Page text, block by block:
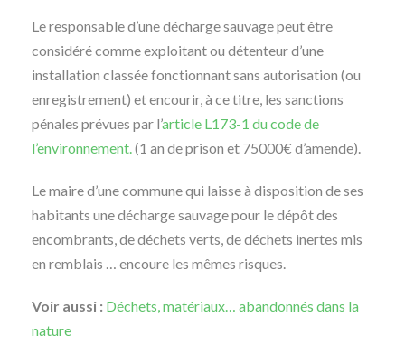
Le responsable d’une décharge sauvage peut être
considéré comme exploitant ou détenteur d’une
installation classée fonctionnant sans autorisation (ou
enregistrement) et encourir, à ce titre, les sanctions
pénales prévues par l’article L173-1 du code de
l’environnement.(1 an de prison et 75000€ d’amende).
Le maire d’une commune qui laisse à disposition de ses
habitants une décharge sauvage pour le dépôt des
encombrants, de déchets verts, de déchets inertes mis
en remblais … encoure les mêmes risques.
Voir aussi : Déchets, matériaux… abandonnés dans la
nature